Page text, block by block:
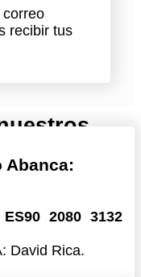
recibir tus
Abanca:
ES90 2080 3132
David Rica.